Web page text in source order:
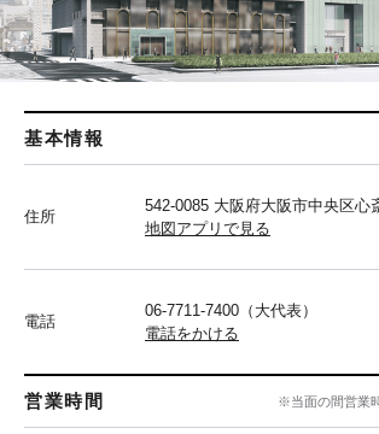
基本情報
住所
542-0085 大阪府大阪市中央区心
地図アプリで見る
電話
06-7711-7400（大代表）
電話をかける
営業時間 ※当面の間営業